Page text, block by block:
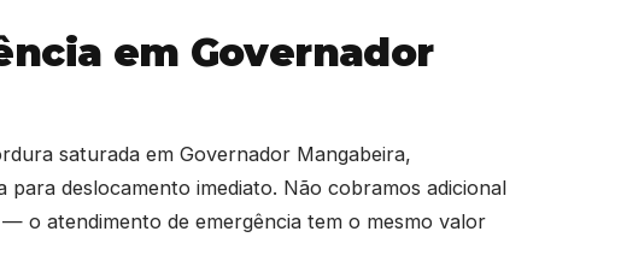
em Governador
saturada em Governador Mangabeira,
deslocamento imediato. Não cobramos adicional
o atendimento de emergência tem o mesmo valor